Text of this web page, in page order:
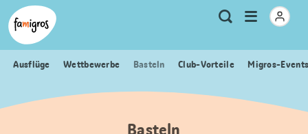
Sprungmarken
Navigation
Header
Logo
Meta
Navigation
Suche
Menu
öffnen
Ausflüge Wettbewerbe Basteln Club-Vorteile Migros-
Basteln